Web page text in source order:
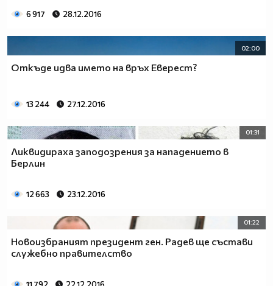
6 917 28.12.2016
02:00
Откъде идва името на връх Еверест?
13 244 27.12.2016
01:31
Ликвидираха заподозрения за нападението в
Берлин
12 663 23.12.2016
01:22
Новоизбраният президент ген. Радев ще състави
служебно правителство